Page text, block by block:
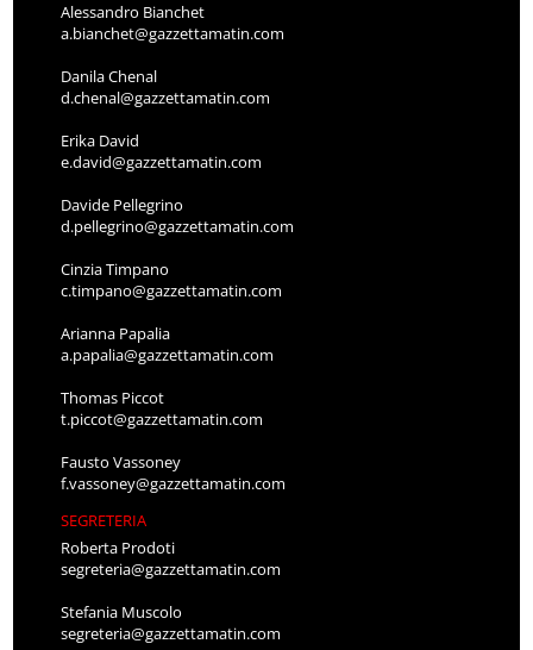
Alessandro Bianchet
a.bianchet@gazzettamatin.com
Danila Chenal
d.chenal@gazzettamatin.com
Erika David
e.david@gazzettamatin.com
Davide Pellegrino
d.pellegrino@gazzettamatin.com
Cinzia Timpano
c.timpano@gazzettamatin.com
Arianna Papalia
a.papalia@gazzettamatin.com
Thomas Piccot
t.piccot@gazzettamatin.com
Fausto Vassoney
f.vassoney@gazzettamatin.com
SEGRETERIA
Roberta Prodoti
segreteria@gazzettamatin.com
Stefania Muscolo
segreteria@gazzettamatin.com